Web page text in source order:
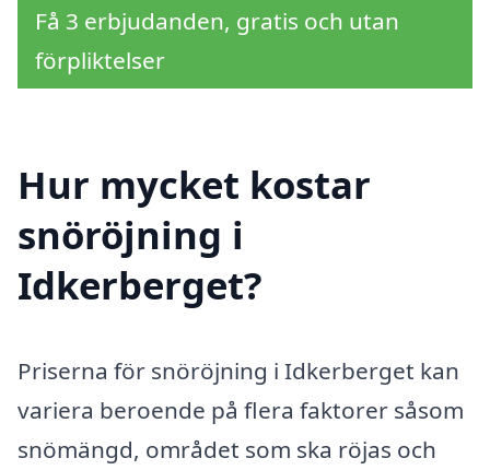
Få 3 erbjudanden, gratis och utan
förpliktelser
Hur mycket kostar
snöröjning i
Idkerberget?
Priserna för snöröjning i Idkerberget kan
variera beroende på flera faktorer såsom
snömängd, området som ska röjas och